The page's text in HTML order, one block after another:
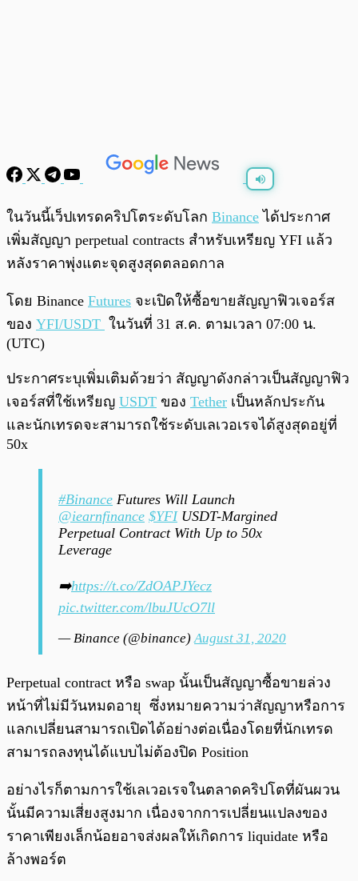
พร้อมเล่น 0:00
ในวันนี้เว็ปเทรดคริปโตระดับโลก Binance ได้ประกาศ
เพิ่มสัญญา perpetual contracts สำหรับเหรียญ YFI แล้ว
หลังราคาพุ่งแตะจุดสูงสุดตลอดกาล
โดย Binance Futures จะเปิดให้ซื้อขายสัญญาฟิวเจอร์ส
ของ YFI/USDT ในวันที่ 31 ส.ค. ตามเวลา 07:00 น.
(UTC)
ประกาศระบุเพิ่มเติมด้วยว่า สัญญาดังกล่าวเป็นสัญญาฟิว
เจอร์สที่ใช้เหรียญ USDT ของ Tether เป็นหลักประกัน
และนักเทรดจะสามารถใช้ระดับเลเวอเรจได้สูงสุดอยู่ที่
50x
#Binance Futures Will Launch
@iearnfinance $YFIUSDT-Margined
Perpetual Contract With Up to 50x
Leverage
➡️https://t.co/ZdOAPJYecz
pic.twitter.com/lbuJUcO7ll
— Binance (@binance)August 31, 2020
Perpetual contract หรือ swap นั้นเป็นสัญญาซื้อขายล่วง
หน้าที่ไม่มีวันหมดอายุ ซึ่งหมายความว่าสัญญาหรือการ
แลกเปลี่ยนสามารถเปิดได้อย่างต่อเนื่องโดยที่นักเทรด
สามารถลงทุนได้แบบไม่ต้องปิด Position
อย่างไรก็ตามการใช้เลเวอเรจในตลาดคริปโตที่ผันผวน
นั้นมีความเสี่ยงสูงมาก เนื่องจากการเปลี่ยนแปลงของ
ราคาเพียงเล็กน้อยอาจส่งผลให้เกิดการ liquidate หรือ
ล้างพอร์ต